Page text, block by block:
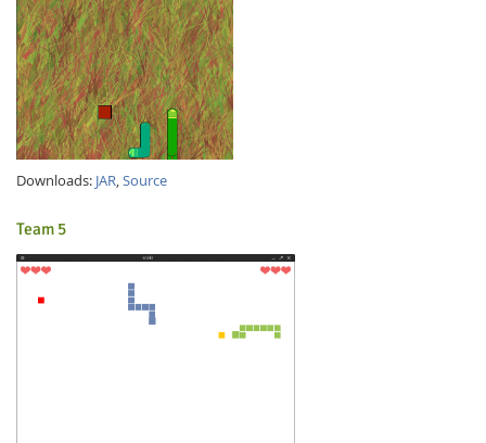
Downloads: JAR,Source
Team 5